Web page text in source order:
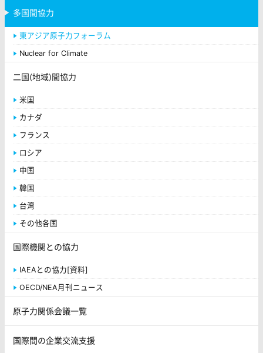
多国間協力
東アジア原子力フォーラム
Nuclear for Climate
二国(地域)間協力
米国
カナダ
フランス
ロシア
中国
韓国
台湾
その他各国
国際機関との協力
IAEAとの協力[資料]
OECD/NEA月刊ニュース
原子力関係会議一覧
国際間の企業交流支援